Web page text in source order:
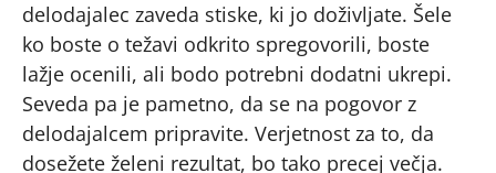
delodajalec zaveda stiske, ki jo doživljate. Šele
ko boste o težavi odkrito spregovorili, boste
lažje ocenili, ali bodo potrebni dodatni ukrepi.
Seveda pa je pametno, da se na pogovor z
delodajalcem pripravite. Verjetnost za to, da
dosežete želeni rezultat, bo tako precej večja.